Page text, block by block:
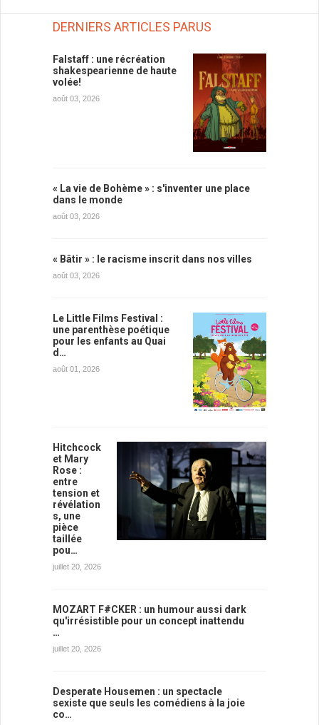
DERNIERS ARTICLES PARUS
Falstaff : une récréation
shakespearienne de haute
volée!
août 03, 2026
« La vie de Bohème » : s'inventer une place
dans le monde
août 03, 2026
« Bâtir » : le racisme inscrit dans nos villes
août 03, 2026
Le Little Films Festival :
une parenthèse poétique
pour les enfants au Quai
d…
août 01, 2026
Hitchcock
et Mary
Rose :
entre
tension et
révélation
s, une
pièce
taillée
pou…
juillet 20, 2026
MOZART F#CKER : un humour aussi dark
qu'irrésistible pour un concept inattendu
…
juillet 20, 2026
Desperate Housemen : un spectacle
sexiste que seuls les comédiens à la joie
co…